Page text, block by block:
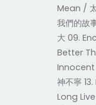
Mean /
我們的故
大 09.
Better
Innocent
神不寧
Long